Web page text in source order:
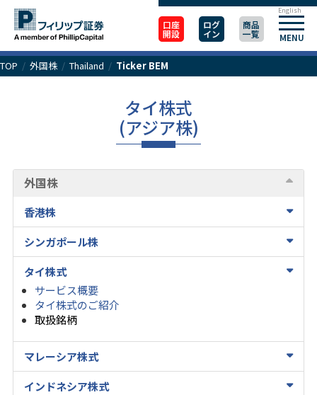
口座
開設
ログ
イン
商品
一覧 MENU
English
TOP / 外国株/ Thailand / Ticker BEM
タイ株式
(アジア株)
外国株
香港株
シンガポール株
タイ株式
サービス概要
タイ株式のご紹介
取扱銘柄
マレーシア株式
インドネシア株式